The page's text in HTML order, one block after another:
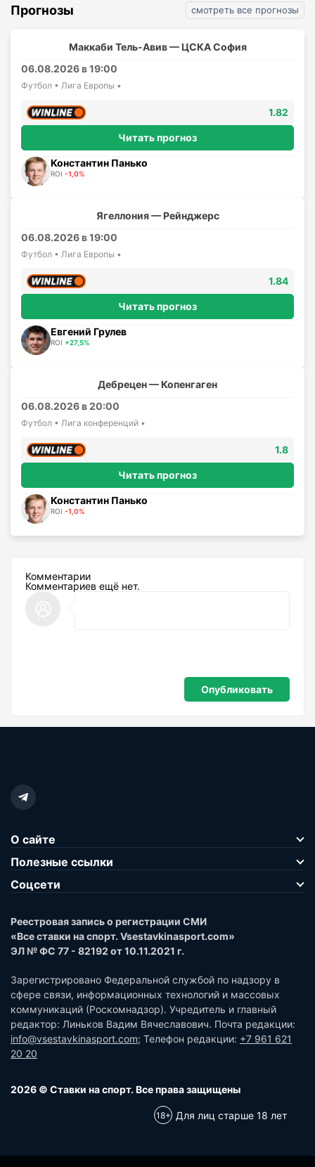
Прогнозы смотреть все прогнозы
Маккаби Тель-Авив — ЦСКА София
06.08.2026 в 19:00
Футбол • Лига Европы •
1.82
Читать прогноз
Константин Панько
ROI -1,0%
Ягеллония — Рейнджерс
06.08.2026 в 19:00
Футбол • Лига Европы •
1.84
Читать прогноз
Евгений Грулев
ROI +27,5%
Дебрецен — Копенгаген
06.08.2026 в 20:00
Футбол • Лига конференций •
1.8
Читать прогноз
Константин Панько
ROI -1,0%
Комментарии
Комментариев ещё нет.
О сайте
Полезные ссылки
Соцсети
Реестровая запись о регистрации СМИ
«Все ставки на спорт. Vsestavkinasport.com»
ЭЛ № ФС 77 - 82192 от 10.11.2021 г.
Зарегистрировано Федеральной службой по надзору в
сфере связи, информационных технологий и массовых
коммуникаций (Роскомнадзор). Учредитель и главный
редактор: Линьков Вадим Вячеславович. Почта редакции:
info@vsestavkinasport.com; Телефон редакции: +7 961 621
20 20
2026 © Ставки на спорт. Все права защищены
Для лиц старше 18 лет